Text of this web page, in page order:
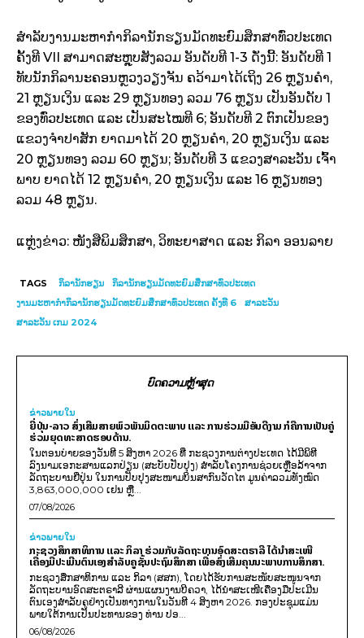
ສຳລັບງານມະຫາກຳກິລານັກຮຽນມັດທະຍົມສຶກສາທົ່ວປະເທດ
ຄັ້ງທີ VII ສາມາດສະຫຼຸບສັງລວມ ອັນດັບທີ 1-3 ດັ່ງນີ້: ອັນດັບທີ 1
ທັບນັກກິລານະຄອນຫຼວງວຽງຈັນ ຄວ້າມາໄດ້ເຖິງ 26 ຫຼຽນຄຳ,
21 ຫຼຽນເງິນ ແລະ 29 ຫຼຽນທອງ ລວມ 76 ຫຼຽນ ເປັນອັນດັບ 1
ຂອງທົ່ວປະເທດ ແລະ ເປັນສະໄໝທີ 6; ອັນດັບທີ 2 ຕົກເປັນຂອງ
ແຂວງຈຳປາສັກ ຍາດມາໄດ້ 20 ຫຼຽນຄຳ, 20 ຫຼຽນເງິນ ແລະ
20 ຫຼຽນທອງ ລວມ 60 ຫຼຽນ; ອັນດັບທີ 3 ແຂວງສາລະວັນ ເຈົ້າ
ພາບ ຍາດໄດ້ 12 ຫຼຽນຄຳ, 20 ຫຼຽນເງິນ ແລະ 16 ຫຼຽນທອງ
ລວມ 48 ຫຼຽນ.
ແຫຼ່ງຂ່າວ: ໜັງສືພິມສຶກສາ, ວິທະຍາສາດ ແລະ ກິລາ ອອນລາຍ
TAGS ກິລານັກຮຽນ
ກິລານັກຮຽນມັດທະຍົມສຶກສາທົ່ວປະເທດ
ງານມະຫາກຳກິລານັກຮຽນມັດທະຍົມສຶກສາທົ່ວປະເທດ ຄັ້ງທີ 6
ສາລະວັນ
ສາລະວັນ ເກມ 2024
ບົດຄວາມຫຼ້າສຸດ
ຂ່າວພາຍ​ໃນ
ຍີ່ປຸ່ນ-ລາວ ສົ່ງເສີມສາຍພົວພັນມິດຕະພາບ ແລະ ການຮ່ວມມືອັນດີງາມ ກໍຄືການເປັນຄູ່
ຮ່ວມຍຸດທະສາດຮອບດ້ານ.
ໃນຕອນບ່າຍຂອງວັນທີ 5 ສິງຫາ 2026 ທີ່ ກະຊວງການຕ່າງປະເທດ ໄດ້ມີພິທີ
ລົງນາມເອກະສານແລກປ່ຽນ (ສະບັບປັບປຸງ) ສໍາລັບໂຄງການຊ່ວຍເຫຼືອລ້າຈາກ
ລັດຖະບານຍີ່ປຸ່ນ ໃນການປັບປຸງສະໜາມບິນສາກົນວັດໄຕ ມູນຄ່າລວມທັງໝົດ
3,863,000,000 ເຢນ ຫຼື...
07/08/2026
ຂ່າວພາຍ​ໃນ
ກະຊວງສຶກສາທິການ ແລະ ກິລາ ຮ່ວມກັບລັດຖະບານອົດສະຕຣາລີ ໄດ້ນຳສະເໜີ
ເຄື່ອງມືປະເມີນຕົນເອງສຳລັບຄູຊັ້ນປະຖົມສຶກສາ ເພື່ອສົ່ງເສີມຄຸນນະພາບການສຶກສາ.
ກະຊວງສຶກສາທິການ ແລະ ກິລາ (ສສກ), ໂດຍໄດ້ຮັບການສະໜັບສະໜູນຈາກ
ລັດຖະບານອົດສະຕຣາລີ ຜ່ານແຜນງານບີຄວາ, ໄດ້ນຳສະເໜີເຄື່ອງມືປະເມີນ
ຕົນເອງສຳລັບຄູຢ່າງເປັນທາງການໃນວັນທີ 4 ສິງຫາ 2026. ກອງປະຊຸມແມ່ນ
ພາຍໃຕ້ການເປັນປະທານຂອງ ທ່ານ ປອ...
06/08/2026